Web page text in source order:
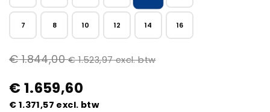
7 8 10 12 14 16
€1.844,00 €1.523,97excl. btw
€ 1.659,60
€ 1.371,57 excl. btw